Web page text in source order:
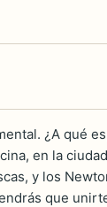
¿A qué
en la
y los
que